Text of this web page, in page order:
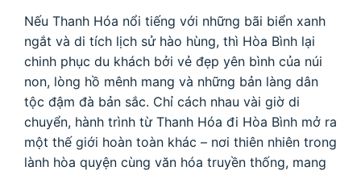
Nếu Thanh Hóa nổi tiếng với những bãi biển xanh
ngắt và di tích lịch sử hào hùng, thì Hòa Bình lại
chinh phục du khách bởi vẻ đẹp yên bình của núi
non, lòng hồ mênh mang và những bản làng dân
tộc đậm đà bản sắc. Chỉ cách nhau vài giờ di
chuyển, hành trình từ Thanh Hóa đi Hòa Bình mở ra
một thế giới hoàn toàn khác – nơi thiên nhiên trong
lành hòa quyện cùng văn hóa truyền thống, mang